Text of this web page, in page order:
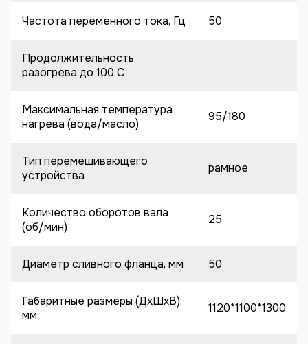
Частота переменного тока, Гц 50
Продолжительность
разогрева до 100 C
Максимальная температура
нагрева (вода/масло)
95/180
Тип перемешивающего
устройства
рамное
Количество оборотов вала
(об/мин)
25
Диаметр сливного фланца, мм 50
Габаритные размеры (ДхШхВ),
мм
1120*1100*1300